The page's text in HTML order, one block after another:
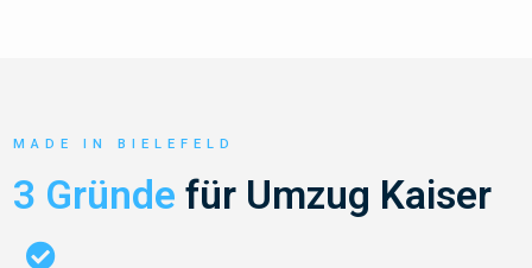
MADE IN BIELEFELD
3 Gründe für Umzug Kaiser